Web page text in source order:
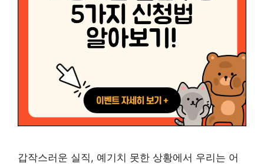
갑작스러운 실직, 예기치 못한 상황에서 우리는 어